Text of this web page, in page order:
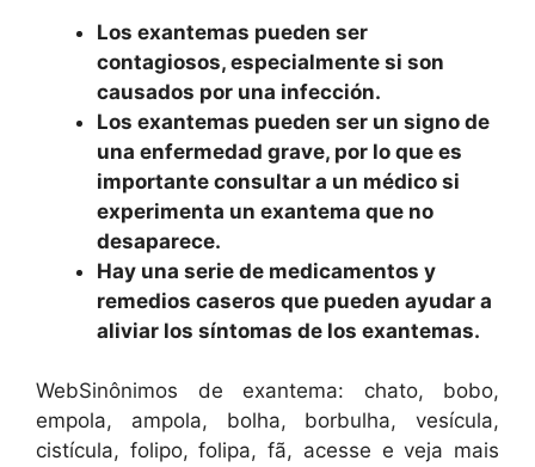
Los exantemas pueden ser
contagiosos, especialmente si son
causados por una infección.
Los exantemas pueden ser un signo de
una enfermedad grave, por lo que es
importante consultar a un médico si
experimenta un exantema que no
desaparece.
Hay una serie de medicamentos y
remedios caseros que pueden ayudar a
aliviar los síntomas de los exantemas.
WebSinônimos de exantema: chato, bobo,
empola, ampola, bolha, borbulha, vesícula,
cistícula, folipo, folipa, fã, acesse e veja mais